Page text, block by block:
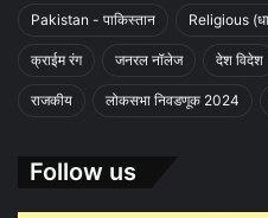
Pakistan - पाकिस्तान Religious
क्राईम रंग जनरल नॉलेज देश विदेश
राजकीय लोकसभा निवडणूक 2024
Follow us